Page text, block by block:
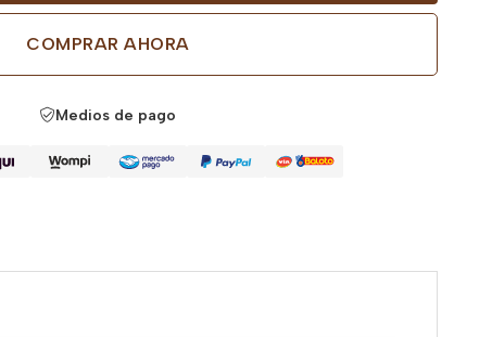
COMPRAR AHORA
Medios de pago